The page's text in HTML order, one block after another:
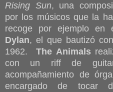
Rising Sun, una
por los músicos que la
recoge por ejemplo en
Dylan, el que bautizó
1962.The Animals
con un riff de
acompañamiento de
encargado de tocar